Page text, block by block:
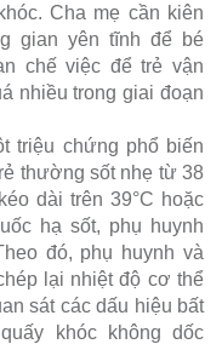
Cha mẹ cần kiên
gian yên tĩnh để bé
chế việc để trẻ vận
nhiều trong giai đoạn
triệu chứng phổ biến
thường sốt nhẹ từ 38
dài trên 39°C hoặc
hạ sốt, phụ huynh
đó, phụ huynh và
lại nhiệt độ cơ thể
sát các dấu hiệu bất
khóc không dốc